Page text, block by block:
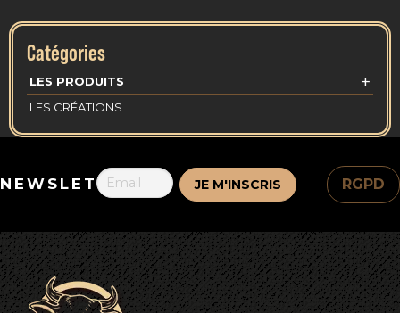
Catégories
+
LES PRODUITS
LES CRÉATIONS
NEWSLETTER RGPD